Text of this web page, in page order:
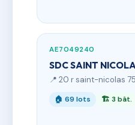
AE7049240
SDC SAINT
📍 20 r saint-nicolas
🏠 69 lots 🏗 3 bât.